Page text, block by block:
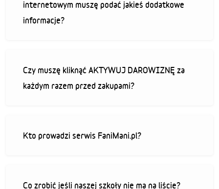
internetowym muszę podać jakieś dodatkowe
informacje?
Czy muszę kliknąć AKTYWUJ DAROWIZNĘ za
każdym razem przed zakupami?
Kto prowadzi serwis FaniMani.pl?
Co zrobić jeśli naszej szkoły nie ma na liście?